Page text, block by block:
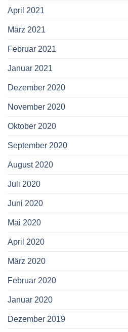
April 2021
März 2021
Februar 2021
Januar 2021
Dezember 2020
November 2020
Oktober 2020
September 2020
August 2020
Juli 2020
Juni 2020
Mai 2020
April 2020
März 2020
Februar 2020
Januar 2020
Dezember 2019